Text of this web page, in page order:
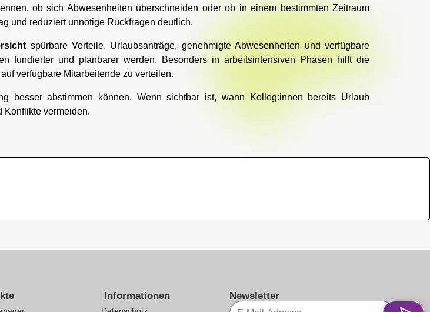
ob sich Abwesenheiten überschneiden oder ob in einem bestimmten Zeitraum
und reduziert unnötige Rückfragen deutlich.
spürbare Vorteile. Urlaubsanträge, genehmigte Abwesenheiten und verfügbare
fundierter und planbarer werden. Besonders in arbeitsintensiven Phasen hilft die
verfügbare Mitarbeitende zu verteilen.
besser abstimmen können. Wenn sichtbar ist, wann Kolleg:innen bereits Urlaub
Konflikte vermeiden.
Informationen Newsletter